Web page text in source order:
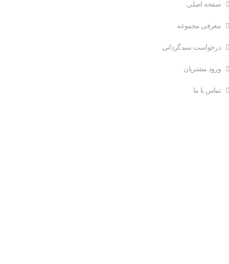
صفحه اصلی
معرفی مجموعه
درخواست سبدگردانی
ورود مشتریان
تماس با ما